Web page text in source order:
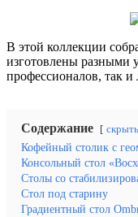
В этой коллекции
изготовлены разными
профессионалов, так и
Содержание скрыть
Кофейный столик с
Консольный стол
Столы со
Стол под старину
Градиентный стол